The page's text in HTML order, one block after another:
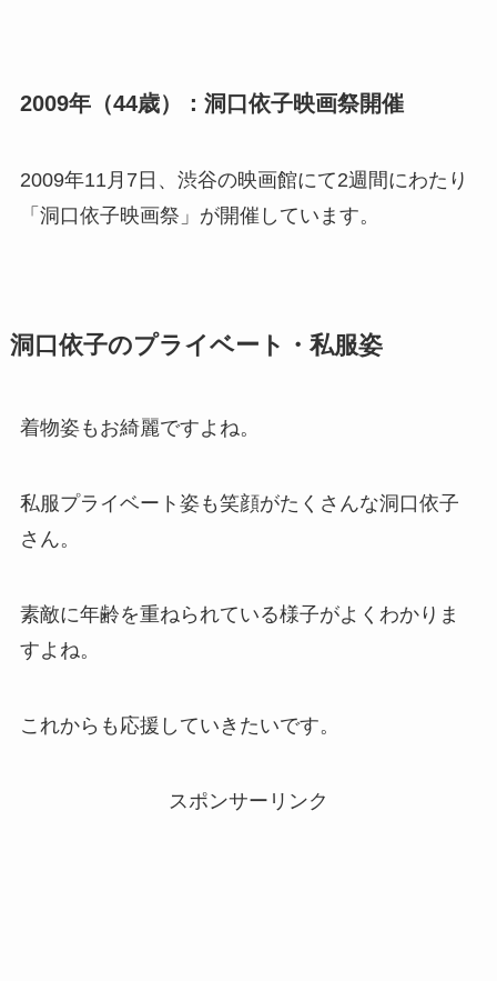
2009年（44歳）：洞口依子映画祭開催
2009年11月7日、渋谷の映画館にて2週間にわたり
「洞口依子映画祭」が開催しています。
洞口依子のプライベート・私服姿
着物姿もお綺麗ですよね。
私服プライベート姿も笑顔がたくさんな洞口依子
さん。
素敵に年齢を重ねられている様子がよくわかりま
すよね。
これからも応援していきたいです。
スポンサーリンク